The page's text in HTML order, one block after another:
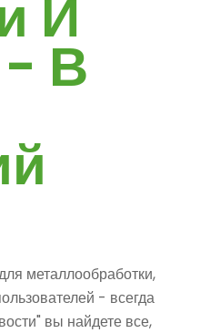
И
- В
металлообработки,
- всегда
вы найдете все,